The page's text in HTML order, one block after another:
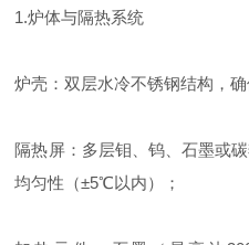
1.炉体与隔热系统
炉壳：双层水冷不锈钢结构，
隔热屏：多层钼、钨、石墨或
均匀性（±5℃以内）；